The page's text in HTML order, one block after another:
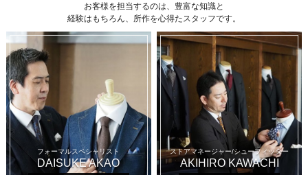
お客様を担当するのは、豊富な知識と
経験はもちろん、所作を心得たスタッフです。
フォーマルスペシャリスト
DAISUKE AKAO
ストアマネージャー/シューフィッター
AKIHIRO KAWACHI